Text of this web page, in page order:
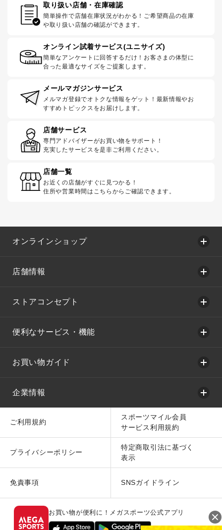
取り扱い店舗・在庫確認
簡単操作で店舗在庫状況がわかる！ご希望商品の在庫
や取り扱い店舗の確認ができます。
オンライン試着サービス(ユニサイズ)
簡単なアンケートに回答するだけ！お客さまの体型に
合った最適なサイズをご提案します。
メールマガジンサービス
メルマガ登録でオトクな情報をゲット！最新情報やお
すすめトピックスをお届けします。
店舗サービス
専門アドバイザーがお買い物をサポート！
充実したサービスを是非ご利用ください。
店舗一覧
お近くの店舗がすぐに見つかる！
住所や営業時間はこちらからご確認できます。
オンラインショップ
店舗情報
ストアコンセプト
便利なサービス・機能
お買い物ガイド
企業情報
ご利用規約
スポーツマイル会員
サービス利用規約
プライバシーポリシー
特定商取引法に基づく
表示
免責事項 SNSガイドライン
お買い物が便利に！メガスポーツ公式アプリ